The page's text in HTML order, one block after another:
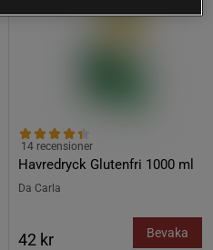
Havredryck Glutenfri 1000 ml
14 recensioner
Da Carla
42 kr Bevaka